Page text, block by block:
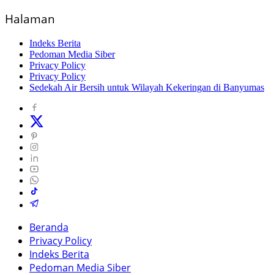
Halaman
Indeks Berita
Pedoman Media Siber
Privacy Policy
Privacy Policy
Sedekah Air Bersih untuk Wilayah Kekeringan di Banyumas
Beranda
Privacy Policy
Indeks Berita
Pedoman Media Siber